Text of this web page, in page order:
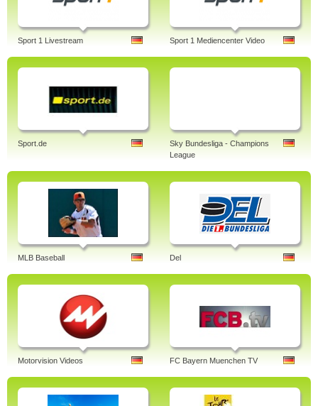
Sport 1 Livestream Sport 1 Mediencenter Video
Sport.de
Sky Bundesliga - Champions
League
MLB Baseball Del
Motorvision Videos FC Bayern Muenchen TV